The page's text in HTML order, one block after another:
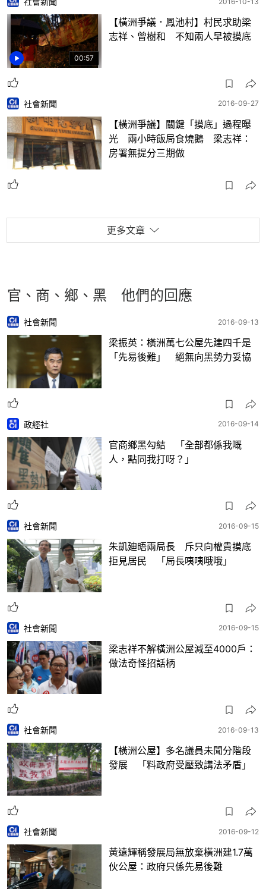
00:57
【橫洲爭議．鳳池村】村民求助梁
志祥、曾樹和 不知兩人早被摸底
社會新聞 2016-09-27
【橫洲爭議】關鍵「摸底」過程曝
光 兩小時飯局食燒鵝 梁志祥：
房署無提分三期做
更多文章
官、商、鄉、黑 他們的回應
社會新聞 2016-09-13
梁振英：橫洲萬七公屋先建四千是
「先易後難」 絕無向黑勢力妥協
政經社 2016-09-14
官商鄉黑勾結 「全部都係我嘅
人，點同我打呀？」
社會新聞 2016-09-15
朱凱廸晤兩局長 斥只向權貴摸底
拒見居民 「局長咦咦哦哦」
社會新聞 2016-09-15
梁志祥不解橫洲公屋減至4000戶：
做法奇怪招話柄
社會新聞 2016-09-13
【橫洲公屋】多名議員未聞分階段
發展 「料政府受壓致講法矛盾」
社會新聞 2016-09-12
黃遠輝稱發展局無放棄橫洲建1.7萬
伙公屋：政府只係先易後難